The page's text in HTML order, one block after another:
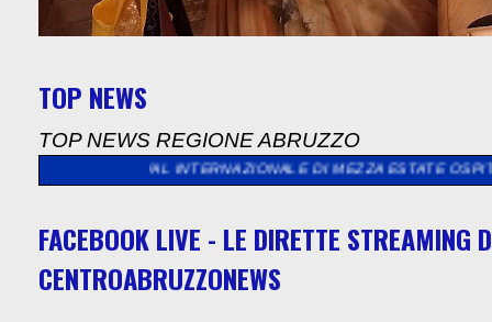
TOP NEWS
TOP NEWS REGIONE ABRUZZO
INTERNAZIONALE DI MEZZA ESTATE OSPITA LA
FACEBOOK LIVE - LE DIRETTE STREAMING
CENTROABRUZZONEWS